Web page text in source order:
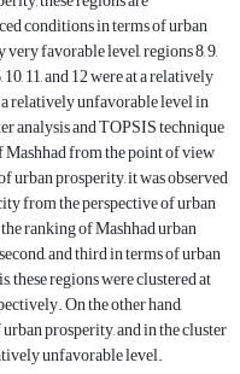
conditions in terms of urban
favorable level, regions 8, 9,
11, and 12 were at a relatively
a relatively unfavorable level in
analysis and TOPSIS technique
from the point of view
urban prosperity, it was observed
from the perspective of urban
ranking of Mashhad urban
and third in terms of urban
these regions were clustered at
On the other hand,
prosperity, and in the cluster
unfavorable level.